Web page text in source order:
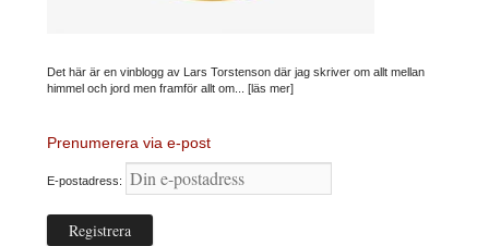
Det här är en vinblogg av Lars Torstenson där jag skriver om allt mellan
himmel och jord men framför allt om... [läs mer]
Prenumerera via e-post
E-postadress: